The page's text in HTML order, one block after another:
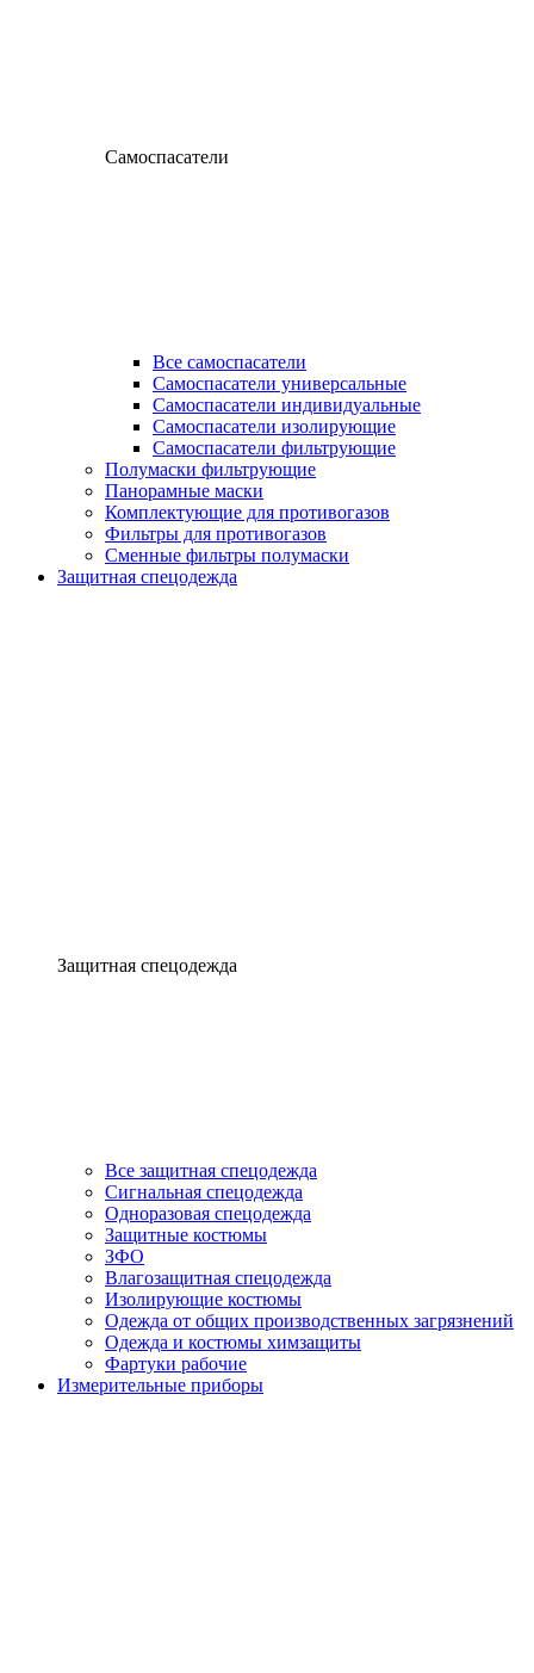
Самоспасатели
Все самоспасатели
Самоспасатели универсальные
Самоспасатели индивидуальные
Самоспасатели изолирующие
Самоспасатели фильтрующие
Полумаски фильтрующие
Панорамные маски
Комплектующие для противогазов
Фильтры для противогазов
Сменные фильтры полумаски
Защитная спецодежда
Защитная спецодежда
Все защитная спецодежда
Сигнальная спецодежда
Одноразовая спецодежда
Защитные костюмы
ЗФО
Влагозащитная спецодежда
Изолирующие костюмы
Одежда от общих производственных загрязнений
Одежда и костюмы химзащиты
Фартуки рабочие
Измерительные приборы